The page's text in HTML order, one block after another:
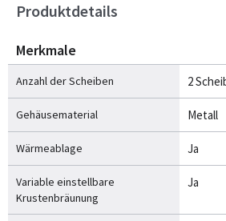
Produktdetails
Merkmale
Anzahl der Scheiben 2
Gehäusematerial Metall
Wärmeablage Ja
Variable einstellbare
Krustenbräunung
Ja